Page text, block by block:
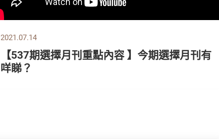
2021.07.14
【537期選擇月刊重點內容 】今期選擇月刊有
咩睇？